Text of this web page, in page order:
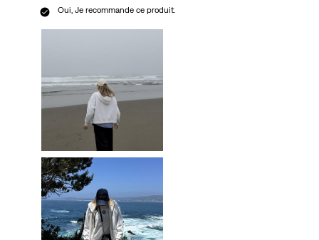
Oui, Je recommande ce produit.